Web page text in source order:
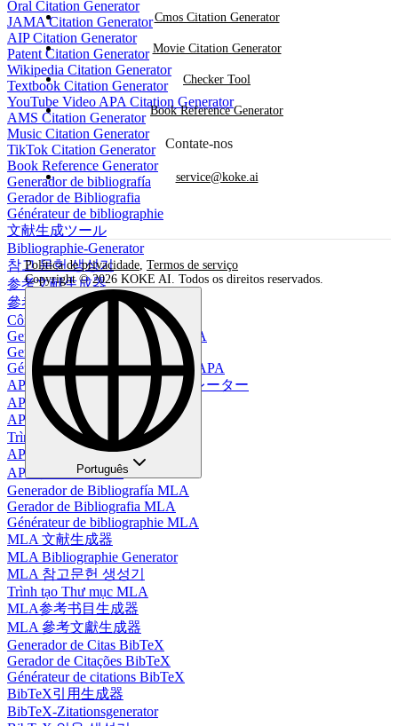
Oral Citation Generator
JAMA Citation Generator
AIP Citation Generator
Patent Citation Generator
Wikipedia Citation Generator
Textbook Citation Generator
YouTube Video APA Citation Generator
AMS Citation Generator
Music Citation Generator
TikTok Citation Generator
Book Reference Generator
Generador de bibliografía
Gerador de Bibliografia
Générateur de bibliographie
文献生成ツール
Bibliographie-Generator
참고 문헌 생성기
参考文献生成器
參考書目生成器
Công cụ tạo danh mục tài liệu
Generador de Tablas en Estilo APA
Gerador de Tabelas no Estilo APA
Générateur de tableaux au format APA
APAスタイルテーブルジェネレーター
APA-Tabellengenerator
APA 스타일 테이블 생성기
Trình Tạo Bảng Định Dạng APA
APA格式表格生成器
APA 格式表生成器
Generador de Bibliografía MLA
Gerador de Bibliografia MLA
Générateur de bibliographie MLA
MLA 文献生成器
MLA Bibliographie Generator
MLA 참고문헌 생성기
Trình tạo Thư mục MLA
MLA参考书目生成器
MLA 參考文獻生成器
Generador de Citas BibTeX
Gerador de Citações BibTeX
Générateur de citations BibTeX
BibTeX引用生成器
BibTeX-Zitationsgenerator
Cmos Citation Generator
Movie Citation Generator
Checker Tool
Book Reference Generator
Contate-nos
service@koke.ai
Política de privacidade, Termos de serviço
Copyright © 2026 KOKE AI. Todos os direitos reservados.
Português